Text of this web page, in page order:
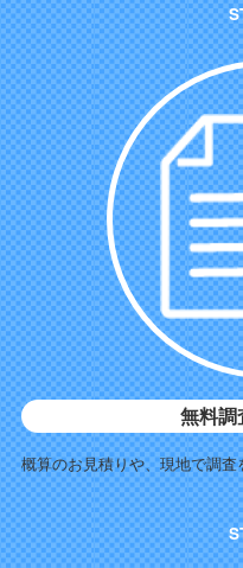
無料調
概算のお見積りや、現地で調